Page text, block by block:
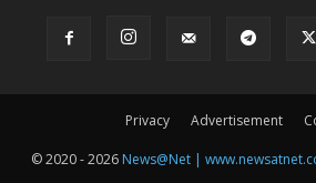
Privacy Advertisement
© 2020 - 2026 News@Net |